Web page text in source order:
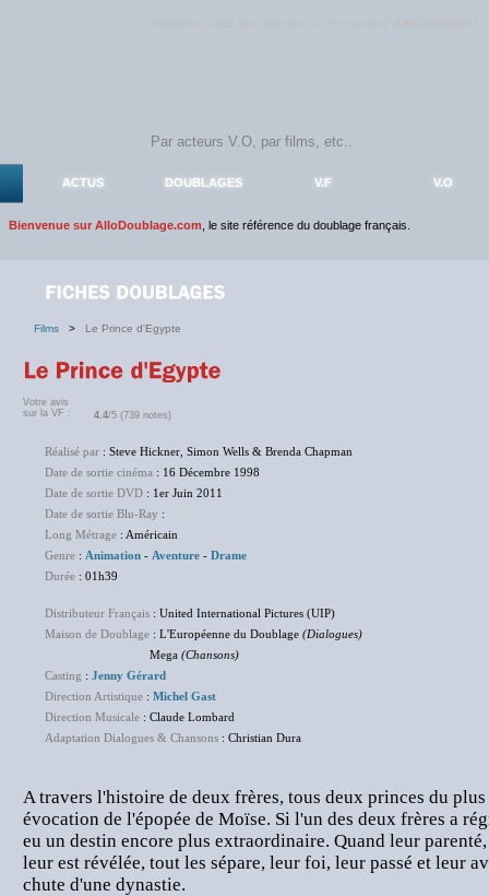
ACTUS DOUBLAGES V.F V.O
Bienvenue sur AlloDoublage.com , le site référence du doublage français.
Films > Le Prince d'Egypte
Votre avis
sur la VF :
4.4/5 (739 notes)
Réalisé par : Steve Hickner, Simon Wells & Brenda Chapman
Date de sortie cinéma : 16 Décembre 1998
Date de sortie DVD : 1er Juin 2011
Date de sortie Blu-Ray :
Long Métrage : Américain
Genre : Animation - Aventure - Drame
Durée : 01h39
Distributeur Français : United International Pictures (UIP)
Maison de Doublage : L'Européenne du Doublage (Dialogues)
Mega (Chansons)
Casting : Jenny Gérard
Direction Artistique : Michel Gast
Direction Musicale : Claude Lombard
Adaptation Dialogues & Chansons : Christian Dura
A travers l'histoire de deux frères, tous deux princes du
évocation de l'épopée de Moïse. Si l'un des deux frères a
eu un destin encore plus extraordinaire. Quand leur
leur est révélée, tout les sépare, leur foi, leur passé et leur
chute d'une dynastie.